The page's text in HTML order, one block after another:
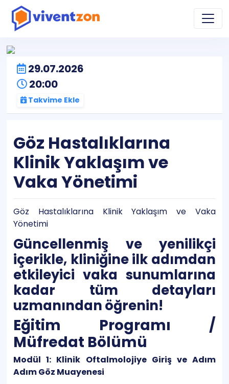
29.07.2026
20:00
Takvime Ekle
Göz Hastalıklarına
Klinik Yaklaşım ve
Vaka Yönetimi
Göz Hastalıklarına Klinik Yaklaşım ve Vaka
Yönetimi
Güncellenmiş ve yenilikçi
içerikle, kliniğine ilk adımdan
etkileyici vaka sunumlarına
kadar tüm detayları
uzmanından öğrenin!
Eğitim Programı /
Müfredat Bölümü
Modül 1: Klinik Oftalmolojiye Giriş ve Adım
Adım Göz Muayenesi